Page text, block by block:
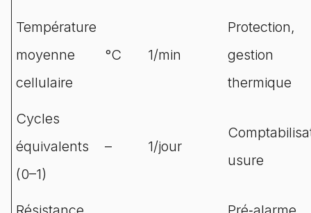
Température
moyenne
cellulaire
°C 1/min
Protection,
gestion
thermique
Cycles
équivalents
(0–1)
– 1/jour
usure